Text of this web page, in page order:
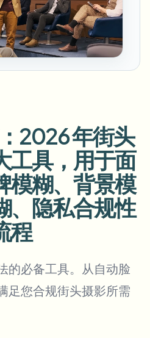
私
模处理
2026 年街头
工具，用于面
模糊、背景模
、隐私合规性
程
的必备工具。从自动脸
足您合规街头摄影所需